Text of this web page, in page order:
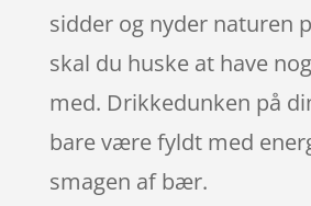
sidder og nyder naturen
skal du huske at have
med. Drikkedunken på
bare være fyldt med
smagen af bær.